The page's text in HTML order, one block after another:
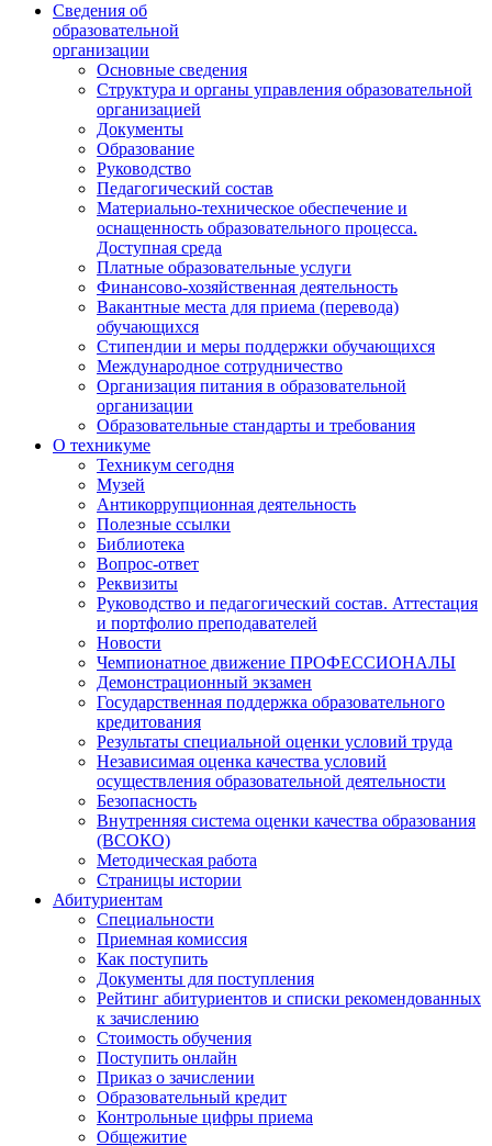
Сведения об
образовательной
организации
Основные сведения
Структура и органы управления образовательной
организацией
Документы
Образование
Руководство
Педагогический состав
Материально-техническое обеспечение и
оснащенность образовательного процесса.
Доступная среда
Платные образовательные услуги
Финансово-хозяйственная деятельность
Вакантные места для приема (перевода)
обучающихся
Стипендии и меры поддержки обучающихся
Международное сотрудничество
Организация питания в образовательной
организации
Образовательные стандарты и требования
О техникуме
Техникум сегодня
Музей
Антикоррупционная деятельность
Полезные ссылки
Библиотека
Вопрос-ответ
Реквизиты
Руководство и педагогический состав. Аттестация
и портфолио преподавателей
Новости
Чемпионатное движение ПРОФЕССИОНАЛЫ
Демонстрационный экзамен
Государственная поддержка образовательного
кредитования
Результаты специальной оценки условий труда
Независимая оценка качества условий
осуществления образовательной деятельности
Безопасность
Внутренняя система оценки качества образования
(ВСОКО)
Методическая работа
Страницы истории
Абитуриентам
Специальности
Приемная комиссия
Как поступить
Документы для поступления
Рейтинг абитуриентов и списки рекомендованных
к зачислению
Стоимость обучения
Поступить онлайн
Приказ о зачислении
Образовательный кредит
Контрольные цифры приема
Общежитие